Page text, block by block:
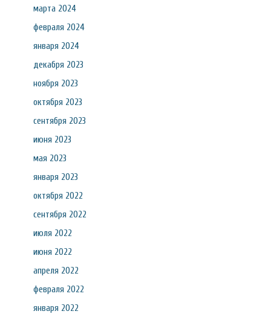
марта 2024
февраля 2024
января 2024
декабря 2023
ноября 2023
октября 2023
сентября 2023
июня 2023
мая 2023
января 2023
октября 2022
сентября 2022
июля 2022
июня 2022
апреля 2022
февраля 2022
января 2022